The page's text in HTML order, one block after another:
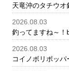
天竜沖のタチウ
2026.08.03
釣ってますね～！
2026.08.03
コイノボリポッパ